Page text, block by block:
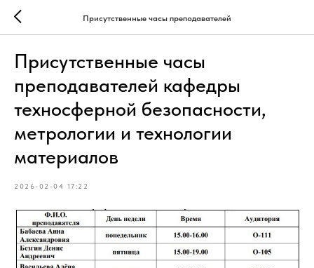
Присутственные часы преподавателей
Присутственные часы
преподавателей кафедры
техносферной безопасности,
метрологии и технологии
материалов
2026-02-04 17:22